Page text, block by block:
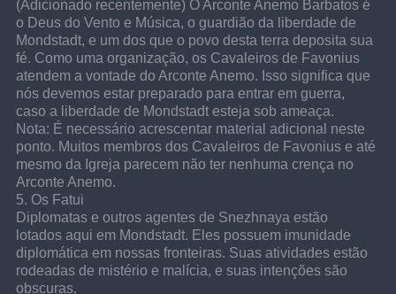
(Adicionado recentemente) O Arconte Anemo Barbatos é
o Deus do Vento e Música, o guardião da liberdade de
Mondstadt, e um dos que o povo desta terra deposita sua
fé. Como uma organização, os Cavaleiros de Favonius
atendem a vontade do Arconte Anemo. Isso significa que
nós devemos estar preparado para entrar em guerra,
caso a liberdade de Mondstadt esteja sob ameaça.
Nota: É necessário acrescentar material adicional neste
ponto. Muitos membros dos Cavaleiros de Favonius e até
mesmo da Igreja parecem não ter nenhuma crença no
Arconte Anemo.
5. Os Fatui
Diplomatas e outros agentes de Snezhnaya estão
lotados aqui em Mondstadt. Eles possuem imunidade
diplomática em nossas fronteiras. Suas atividades estão
rodeadas de mistério e malícia, e suas intenções são
obscuras.